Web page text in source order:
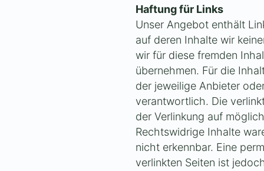
Haftung für Links
Unser Angebot enthält
auf deren Inhalte wir
wir für diese fremden
übernehmen. Für die
der jeweilige Anbieter
verantwortlich. Die
der Verlinkung auf
Rechtswidrige Inhalte
nicht erkennbar. Eine
verlinkten Seiten ist